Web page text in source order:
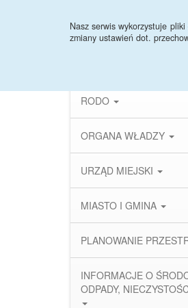
Nasz serwis wykorzystuje
zmiany ustawień dot.
RODO
ORGANA WŁADZY
URZĄD MIEJSKI
MIASTO I GMINA
PLANOWANIE
INFORMACJE O
ODPADY,